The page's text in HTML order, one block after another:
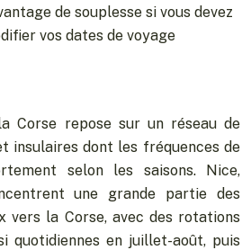
de souplesse si vous devez
vos dates de voyage
Corse repose sur un réseau de
insulaires dont les fréquences de
selon les saisons. Nice,
une grande partie des
vers la Corse, avec des rotations
quotidiennes en juillet-août, puis